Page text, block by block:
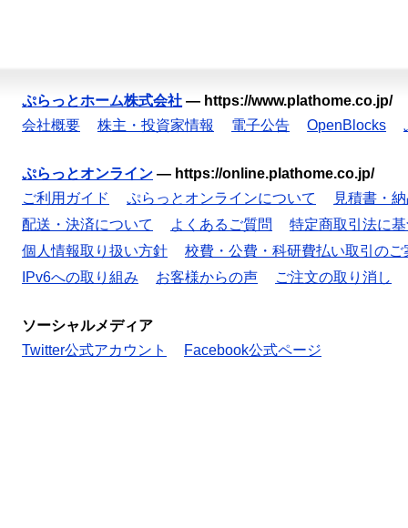
ぷらっとホーム株式会社 — https://www.plathome.co.jp/
会社概要
株主・投資家情報 電子公告 OpenBlocks
ぷらっとオンライン — https://online.plathome.co.jp/
ご利用ガイド
ぷらっとオンラインについて
見積書・
配送・決済について
よくあるご質問
特定商取引法に
個人情報取り扱い方針
校費・公費・科研費払い取引のご
IPv6への取り組み
お客様からの声 ご注文の取り消し
ソーシャルメディア
Twitter公式アカウント
Facebook公式ページ